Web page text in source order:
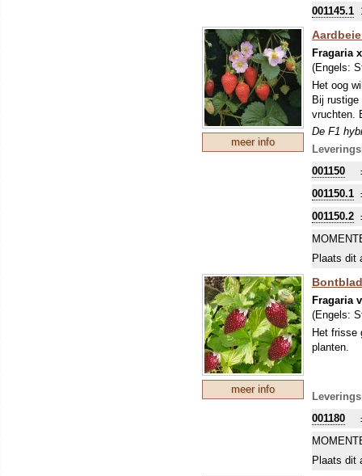
001145.1
meer info
Fragaria
(Engels:
Het oog
Bij
vruchten.
De F1
001150
001150.1
001150.2
Plaats dit
meer info
Fragaria
(Engels:
Het frisse
planten.
001180
Plaats dit